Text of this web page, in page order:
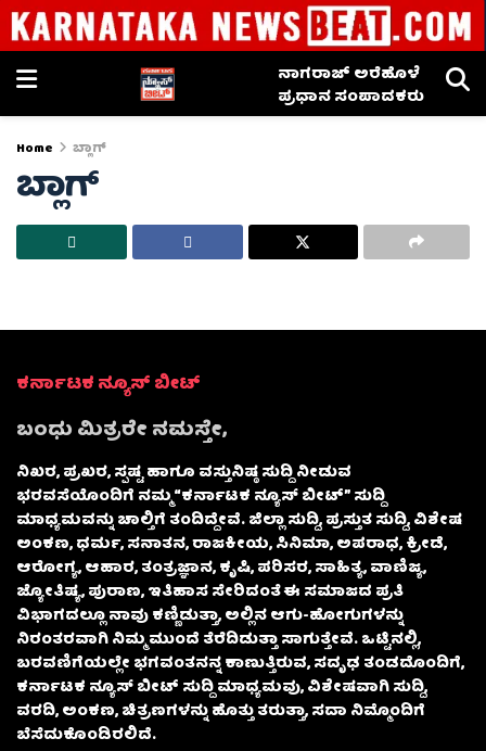
ನಾಗರಾಜ್ ಅರೆಹೊಳೆ
ಪ್ರಧಾನ ಸಂಪಾದಕರು
Home ಬ್ಲಾಗ್
ಬ್ಲಾಗ್
ಕರ್ನಾಟಕ ನ್ಯೂಸ್ ಬೀಟ್
ಬಂಧು ಮಿತ್ರರೇ ನಮಸ್ತೇ,
ನಿಖರ, ಪ್ರಖರ, ಸ್ಪಷ್ಟ ಹಾಗೂ ವಸ್ತುನಿಷ್ಠ ಸುದ್ದಿ ನೀಡುವ
ಭರವಸೆಯೊಂದಿಗೆ ನಮ್ಮ “ಕರ್ನಾಟಕ ನ್ಯೂಸ್ ಬೀಟ್” ಸುದ್ದಿ
ಮಾಧ್ಯಮವನ್ನು ಚಾಲ್ತಿಗೆ ತಂದಿದ್ದೇವೆ. ಜಿಲ್ಲಾ ಸುದ್ದಿ, ಪ್ರಸ್ತುತ ಸುದ್ದಿ, ವಿಶೇಷ
ಅಂಕಣ, ಧರ್ಮ, ಸನಾತನ, ರಾಜಕೀಯ, ಸಿನಿಮಾ, ಅಪರಾಧ, ಕ್ರೀಡೆ,
ಆರೋಗ್ಯ, ಆಹಾರ, ತಂತ್ರಜ್ಞಾನ, ಕೃಷಿ, ಪರಿಸರ, ಸಾಹಿತ್ಯ, ವಾಣಿಜ್ಯ,
ಜ್ಯೋತಿಷ್ಯ, ಪುರಾಣ, ಇತಿಹಾಸ ಸೇರಿದಂತೆ ಈ ಸಮಾಜದ ಪ್ರತಿ
ವಿಭಾಗದಲ್ಲೂ ನಾವು ಕಣ್ಣಿಡುತ್ತಾ, ಅಲ್ಲಿನ ಆಗು-ಹೋಗುಗಳನ್ನು
ನಿರಂತರವಾಗಿ ನಿಮ್ಮ ಮುಂದೆ ತೆರೆದಿಡುತ್ತಾ ಸಾಗುತ್ತೇವೆ. ಒಟ್ಟಿನಲ್ಲಿ,
ಬರವಣಿಗೆಯಲ್ಲೇ ಭಗವಂತನನ್ನ ಕಾಣುತ್ತಿರುವ, ಸದೃಢ ತಂಡದೊಂದಿಗೆ,
ಕರ್ನಾಟಕ ನ್ಯೂಸ್ ಬೀಟ್ ಸುದ್ದಿ ಮಾಧ್ಯಮವು, ವಿಶೇಷವಾಗಿ ಸುದ್ದಿ,
ವರದಿ, ಅಂಕಣ, ಚಿತ್ರಣಗಳನ್ನು ಹೊತ್ತು ತರುತ್ತಾ, ಸದಾ ನಿಮ್ಮೊಂದಿಗೆ
ಬೆಸೆದುಕೊಂಡಿರಲಿದೆ.